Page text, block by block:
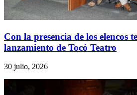
Con la presencia de los elencos
lanzamiento de Tocó Teatro
30 julio, 2026